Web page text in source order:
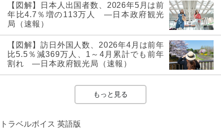
【図解】日本人出国者数、2026年5月は前
年比4.7％増の113万人 ―日本政府観光
局（速報）
【図解】訪日外国人数、2026年4月は前年
比5.5％減369万人、1～4月累計でも前年
割れ ―日本政府観光局（速報）
もっと見る
トラベルボイス 英語版